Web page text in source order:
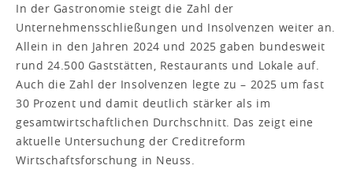
In der Gastronomie steigt die Zahl der
Unternehmensschließungen und Insolvenzen weiter an.
Allein in den Jahren 2024 und 2025 gaben bundesweit
rund 24.500 Gaststätten, Restaurants und Lokale auf.
Auch die Zahl der Insolvenzen legte zu – 2025 um fast
30 Prozent und damit deutlich stärker als im
gesamtwirtschaftlichen Durchschnitt. Das zeigt eine
aktuelle Untersuchung der Creditreform
Wirtschaftsforschung in Neuss.